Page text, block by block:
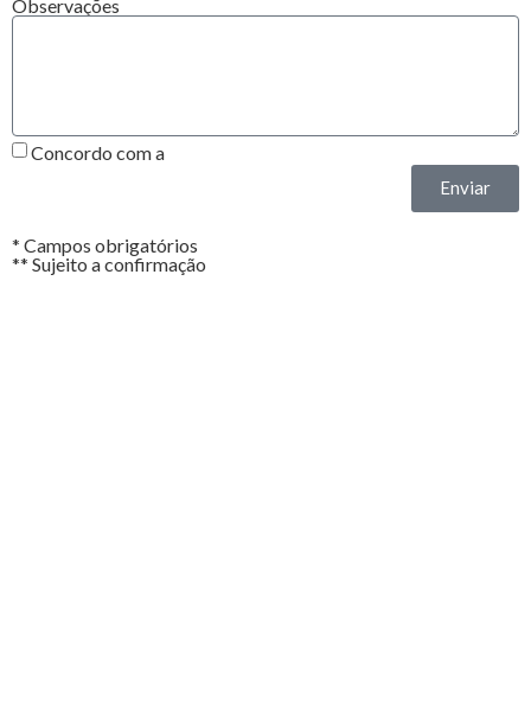
Observações
Concordo com a
Enviar
* Campos obrigatórios
** Sujeito a confirmação